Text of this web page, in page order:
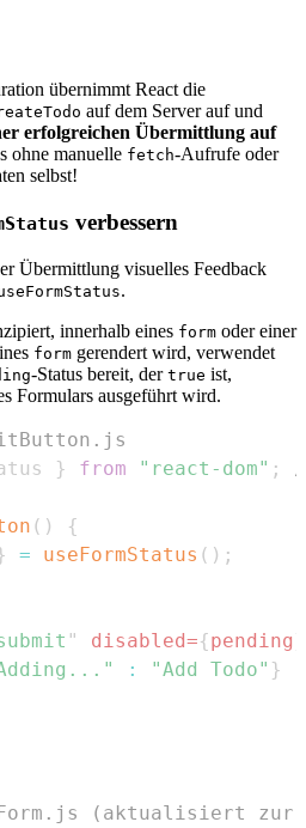
übernimmt React die
auf dem Server auf und
erfolgreichen Übermittlung auf
ohne manuelle fetch-Aufrufe oder
selbst!
verbessern
Übermittlung visuelles Feedback
.
innerhalb eines form oder einer
form gerendert wird, verwendet
-Status bereit, der true ist,
Formulars ausgeführt wird.
} from "react-dom" ;
( )
{
= useFormStatus ( ) ;
" disabled={pending
: "Add Todo" }
(aktualisiert zur